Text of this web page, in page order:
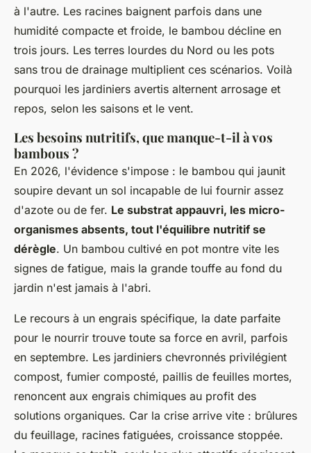
à l'autre. Les racines baignent parfois dans une
humidité compacte et froide, le bambou décline en
trois jours. Les terres lourdes du Nord ou les pots
sans trou de drainage multiplient ces scénarios. Voilà
pourquoi les jardiniers avertis alternent arrosage et
repos, selon les saisons et le vent.
Les besoins nutritifs, que manque-t-il à vos
bambous ?
En 2026, l'évidence s'impose : le bambou qui jaunit
soupire devant un sol incapable de lui fournir assez
d'azote ou de fer. Le substrat appauvri, les micro-
organismes absents, tout l'équilibre nutritif se
dérègle. Un bambou cultivé en pot montre vite les
signes de fatigue, mais la grande touffe au fond du
jardin n'est jamais à l'abri.
Le recours à un engrais spécifique, la date parfaite
pour le nourrir trouve toute sa force en avril, parfois
en septembre. Les jardiniers chevronnés privilégient
compost, fumier composté, paillis de feuilles mortes,
renoncent aux engrais chimiques au profit des
solutions organiques. Car la crise arrive vite : brûlures
du feuillage, racines fatiguées, croissance stoppée.